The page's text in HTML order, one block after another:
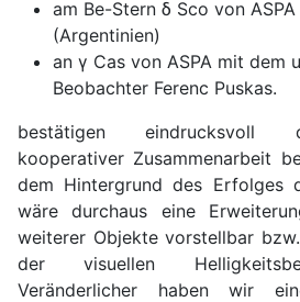
am Be-Stern δ Sco von
(Argentinien)
an γ Cas von ASPA mit dem
Beobachter Ferenc Puskas.
bestätigen eindrucksvoll
kooperativer Zusammenarbeit
dem Hintergrund des Erfolges
wäre durchaus eine
weiterer Objekte vorstellbar
der visuellen
Veränderlicher haben wir